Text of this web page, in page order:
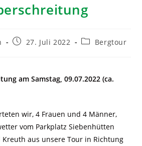
27. Juli 2022 Bergtour
am Samstag, 09.07.2022 (ca.
wir, 4 Frauen und 4 Männer,
vom Parkplatz Siebenhütten
Kreuth aus unsere Tour in Richtung